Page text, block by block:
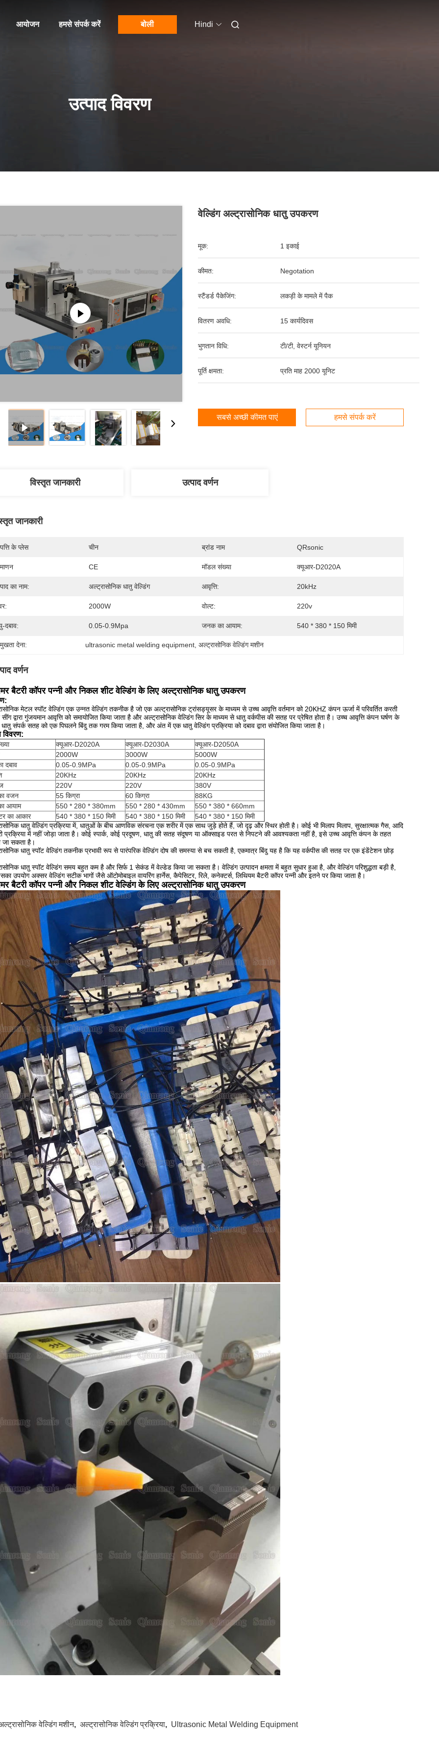
आयोजन हमसे संपर्क करें बोली Hindi
उत्पाद विवरण
वेल्डिंग अल्ट्रासोनिक धातु उपकरण
मूक: 1 इकाई
कीमत: Negotation
स्टैंडर्ड पैकेजिंग: लकड़ी के मामले में पैक
वितरण अवधि: 15 कार्यदिवस
भुगतान विधि: टी/टी, वेस्टर्न यूनियन
पूर्ति क्षमता: प्रति माह 2000 यूनिट
सबसे अच्छी कीमत पाएं हमसे संपर्क करें
विस्तृत जानकारी उत्पाद वर्णन
जानकारी
के प्लेस चीन ब्रांड नाम QRsonic
CE मॉडल संख्या क्यूआर-D2020A
का नाम: अल्ट्रासोनिक धातु वेल्डिंग आवृत्ति: 20kHz
2000W वोल्ट: 220v
दबाव: 0.05-0.9Mpa जनक का आयाम: 540 * 380 * 150 मिमी
देना: ultrasonic metal welding equipment , अल्ट्रासोनिक वेल्डिंग मशीन
वर्णन
बैटरी कॉपर पन्नी और निकल शीट वेल्डिंग के लिए अल्ट्रासोनिक धातु उपकरण
मेटल स्पॉट वेल्डिंग एक उन्नत वेल्डिंग तकनीक है जो एक अल्ट्रासोनिक ट्रांसड्यूसर के माध्यम से उच्च आवृत्ति वर्तमान को 20KHZ कंपन ऊर्जा में परिवर्तित करती
द्वारा गुंजयमान आवृत्ति को समायोजित किया जाता है और अल्ट्रासोनिक वेल्डिंग सिर के माध्यम से धातु वर्कपीस की सतह पर प्रेषित होता है। उच्च आवृत्ति कंपन घर्षण के
संपर्क सतह को एक पिघलने बिंदु तक गरम किया जाता है, और अंत में एक धातु वेल्डिंग प्रक्रिया को दबाव द्वारा संयोजित किया जाता है।
विवरण:
क्यूआर-D2020A क्यूआर-D2030A
क्यूआर-D2050A
2000W
3000W
5000W
दबाव
0.05-0.9MPa 0.05-0.9MPa
0.05-0.9MPa
20KHz 20KHz
20KHz
220V 220V
380V
वजन
55 किग्रा 60 किग्रा
88KG
आयाम
550 * 280 * 380mm 550 * 280 * 430mm
550 * 380 * 660mm
का आकार
540 * 380 * 150 मिमी 540 * 380 * 150 मिमी
540 * 380 * 150 मिमी
धातु वेल्डिंग प्रक्रिया में, धातुओं के बीच आणविक संरचना एक शरीर में एक साथ जुड़े होते हैं, जो दृढ़ और स्थिर होती है। कोई भी मिलाप मिलाप, सुरक्षात्मक गैस, आदि
प्रक्रिया में नहीं जोड़ा जाता है। कोई स्पार्क, कोई प्रदूषण, धातु की सतह संदूषण या ऑक्साइड परत से निपटने की आवश्यकता नहीं है, इसे उच्च आवृत्ति कंपन के तहत
जा सकता है।
धातु स्पॉट वेल्डिंग तकनीक प्रभावी रूप से पारंपरिक वेल्डिंग दोष की समस्या से बच सकती है, एकमात्र बिंदु यह है कि यह वर्कपीस की सतह पर एक इंडेंटेशन छोड़
धातु स्पॉट वेल्डिंग समय बहुत कम है और सिर्फ 1 सेकंड में वेल्डेड किया जा सकता है। वेल्डिंग उत्पादन क्षमता में बहुत सुधार हुआ है, और वेल्डिंग परिशुद्धता बड़ी है,
उपयोग अक्सर वेल्डिंग सटीक भागों जैसे ऑटोमोबाइल वायरिंग हार्नेस, कैपेसिटर, रिले, कनेक्टर्स, लिथियम बैटरी कॉपर पन्नी और इतने पर किया जाता है।
बैटरी कॉपर पन्नी और निकल शीट वेल्डिंग के लिए अल्ट्रासोनिक धातु उपकरण
वेल्डिंग मशीन, अल्ट्रासोनिक वेल्डिंग प्रक्रिया, Ultrasonic Metal Welding Equipment